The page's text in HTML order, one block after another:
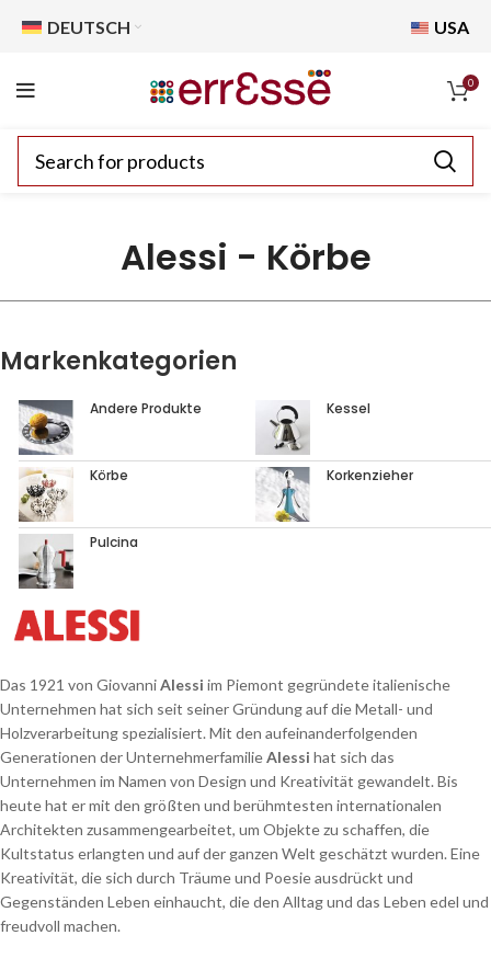
DEUTSCH USA
0
Alessi - Körbe
Markenkategorien
Andere Produkte Kessel
Körbe Korkenzieher
Pulcina
Das 1921 von GiovanniAlessi im Piemont gegründete italienische
Unternehmen hat sich seit seiner Gründung auf die Metall- und
Holzverarbeitung spezialisiert. Mit den aufeinanderfolgenden
Generationen der UnternehmerfamilieAlessi hat sich das
Unternehmen im Namen von Design und Kreativität gewandelt. Bis
heute hat er mit den größten und berühmtesten internationalen
Architekten zusammengearbeitet, um Objekte zu schaffen, die
Kultstatus erlangten und auf der ganzen Welt geschätzt wurden. Eine
Kreativität, die sich durch Träume und Poesie ausdrückt und
Gegenständen Leben einhaucht, die den Alltag und das Leben edel und
freudvoll machen.